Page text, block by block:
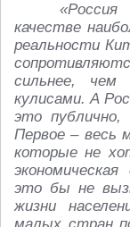
качестве
реальности
сильнее, чем
кулисами. А
это
Первое – весь
которые не
это бы не
жизни